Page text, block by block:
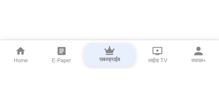
Home E-Paper सबस्क्राईब लाईव्ह TV सकाळ+